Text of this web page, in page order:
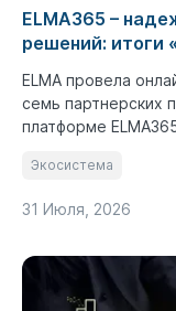
ELMA365 –
решений: итоги
ELMA провела
семь партнерских
платформе
Экосистема
31 Июля, 2026